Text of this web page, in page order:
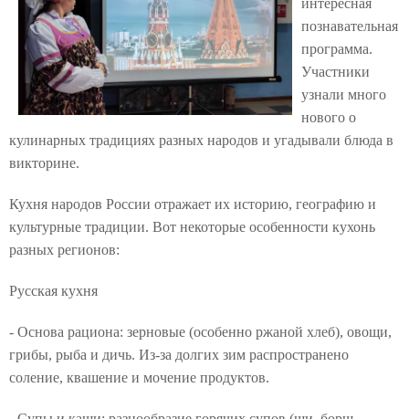
интересная
познавательная
программа.
Участники
узнали много
нового о
кулинарных традициях разных народов и угадывали блюда в
викторине.
Кухня народов России отражает их историю, географию и
культурные традиции. Вот некоторые особенности кухонь
разных регионов:
Русская кухня
- Основа рациона: зерновые (особенно ржаной хлеб), овощи,
грибы, рыба и дичь. Из-за долгих зим распространено
соление, квашение и мочение продуктов.